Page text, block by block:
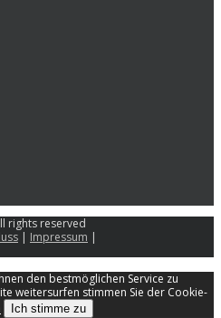
rights reserved
| Impressum |
den bestmöglichen Service zu
weitersurfen stimmen Sie der Cookie-
Ich stimme zu